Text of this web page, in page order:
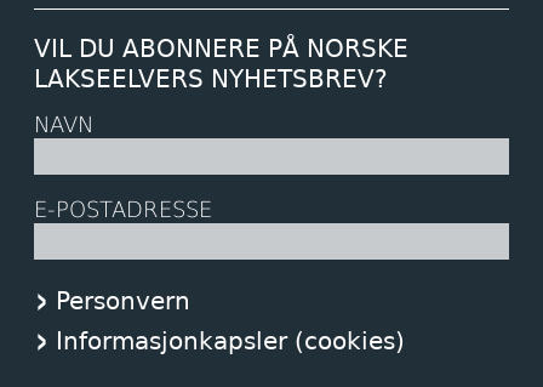
VIL DU ABONNERE PÅ NORSKE
LAKSEELVERS NYHETSBREV?
NAVN
E-POSTADRESSE
Personvern
Informasjonkapsler (cookies)